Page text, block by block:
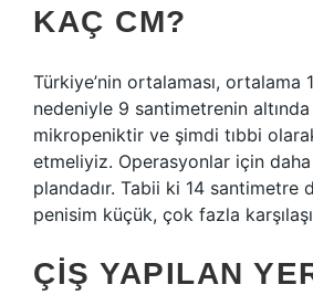
KAÇ CM?
Türkiye’nin ortalaması, ortalama
nedeniyle 9 santimetrenin
mikropeniktir ve şimdi tıbbi
etmeliyiz. Operasyonlar için
plandadır. Tabii ki 14 santimetre
penisim küçük, çok fazla
ÇIŞ YAPILAN